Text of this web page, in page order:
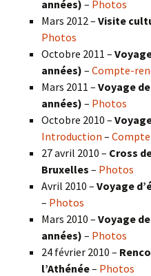
années) – Photos
Mars 2012 – Visite
Photos
Octobre 2011 –
années) – Compte-
Mars 2011 – Voyage
années) – Photos
Octobre 2010 –
Introduction –
27 avril 2010 – Cross
Bruxelles – Photos
Avril 2010 – Voyage
– Photos
Mars 2010 – Voyage
années) – Photos
24 février 2010 –
l’Athénée– Photos